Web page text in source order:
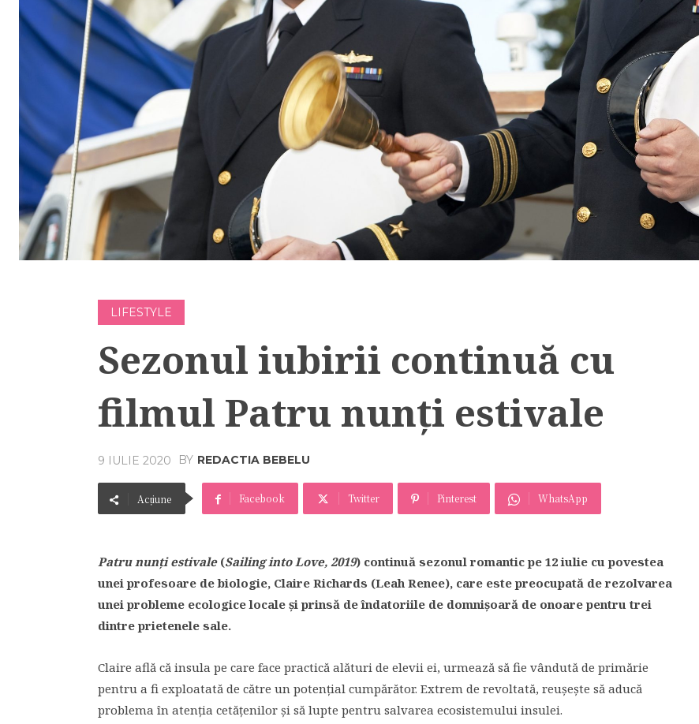
LIFESTYLE
Sezonul iubirii continuă cu
filmul Patru nunți estivale
9 IULIE 2020 BY REDACTIA BEBELU
Acțiune Facebook Twitter Pinterest WhatsApp
Patru nunți estivale(Sailing into Love, 2019) continuă sezonul romantic pe 12 iulie cu povestea
unei profesoare de biologie, Claire Richards (Leah Renee), care este preocupată de rezolvarea
unei probleme ecologice locale și prinsă de îndatoriile de domnișoară de onoare pentru trei
dintre prietenele sale.
Claire află că insula pe care face practică alături de elevii ei, urmează să fie vândută de primărie
pentru a fi exploatată de către un potențial cumpărător. Extrem de revoltată, reușește să aducă
problema în atenția cetățenilor și să lupte pentru salvarea ecosistemului insulei.